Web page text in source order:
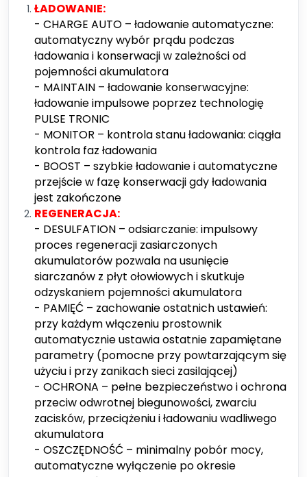
ŁADOWANIE:
- CHARGE AUTO – ładowanie automatyczne:
automatyczny wybór prądu podczas
ładowania i konserwacji w zależności od
pojemności akumulatora
- MAINTAIN – ładowanie konserwacyjne:
ładowanie impulsowe poprzez technologię
PULSE TRONIC
- MONITOR – kontrola stanu ładowania: ciągła
kontrola faz ładowania
- BOOST – szybkie ładowanie i automatyczne
przejście w fazę konserwacji gdy ładowania
jest zakończone
REGENERACJA:
- DESULFATION – odsiarczanie: impulsowy
proces regeneracji zasiarczonych
akumulatorów pozwala na usunięcie
siarczanów z płyt ołowiowych i skutkuje
odzyskaniem pojemności akumulatora
- PAMIĘĆ – zachowanie ostatnich ustawień:
przy każdym włączeniu prostownik
automatycznie ustawia ostatnie zapamiętane
parametry (pomocne przy powtarzającym się
użyciu i przy zanikach sieci zasilającej)
- OCHRONA – pełne bezpieczeństwo i ochrona
przeciw odwrotnej biegunowości, zwarciu
zacisków, przeciążeniu i ładowaniu wadliwego
akumulatora
- OSZCZĘDNOŚĆ – minimalny pobór mocy,
automatyczne wyłączenie po okresie